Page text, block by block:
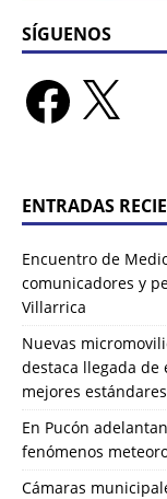
SÍGUENOS
ENTRADAS
Encuentro de
comunicadores y
Villarrica
Nuevas
destaca llegada de
mejores
En Pucón
fenómenos
Cámaras